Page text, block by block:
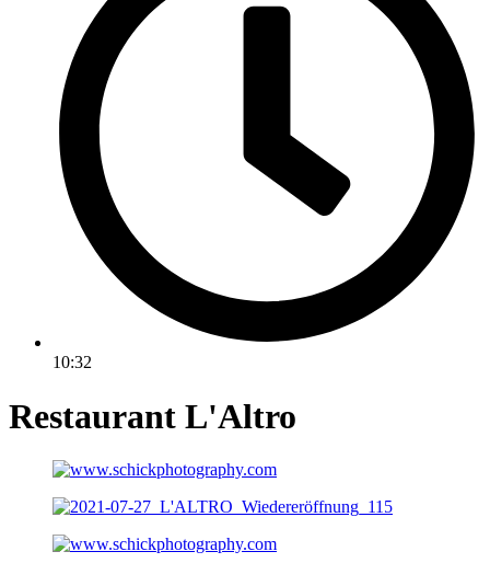
10:32
Restaurant L'Altro